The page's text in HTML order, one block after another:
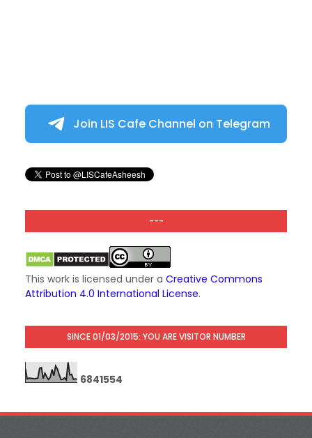
Join LIS Cafe Channel on Telegram
---
This work is licensed under a Creative Commons
Attribution 4.0 International License.
SINCE 01/03/2015: YOU ARE VISITOR NUMBER
6841554